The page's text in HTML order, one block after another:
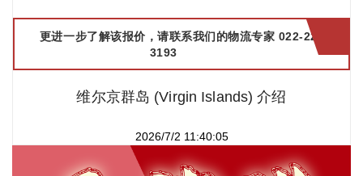
更进一步了解该报价，请联系我们的物流专家 022-2299
3193
维尔京群岛 (Virgin Islands) 介绍
2026/7/2 11:40:05